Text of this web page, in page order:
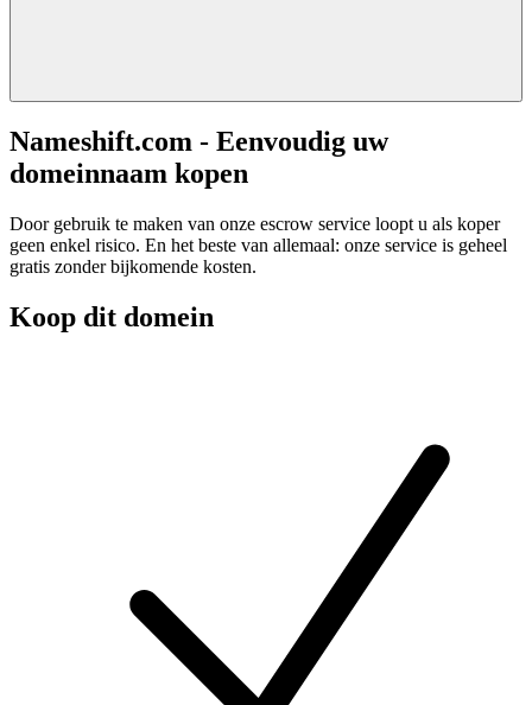
Nameshift.com - Eenvoudig uw
domeinnaam kopen
Door gebruik te maken van onze escrow service loopt u als koper
geen enkel risico. En het beste van allemaal: onze service is geheel
gratis zonder bijkomende kosten.
Koop dit domein